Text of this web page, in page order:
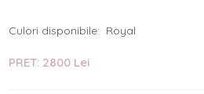
Culori disponibile: Royal
PRET: 2800 Lei